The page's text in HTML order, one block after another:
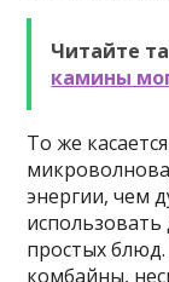
Читайте
камины
То же
энергии, чем
использовать
простых
комбайны,